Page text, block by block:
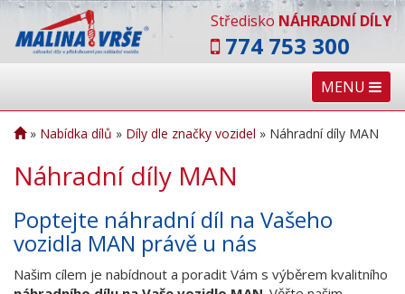
Středisko NÁHRADNÍ DÍLY
774 753 300
MENU
» Nabídka dílů » Díly dle značky vozidel » Náhradní díly MAN
Náhradní díly MAN
Poptejte náhradní díl na Vašeho
vozidla MAN právě u nás
Našim cílem je nabídnout a poradit Vám s výběrem kvalitního